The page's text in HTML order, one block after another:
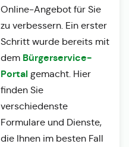
Online-Angebot für Sie
zu verbessern. Ein erster
Schritt wurde bereits mit
dem Bürgerservice-
Portalgemacht. Hier
finden Sie
verschiedenste
Formulare und Dienste,
die Ihnen im besten Fall